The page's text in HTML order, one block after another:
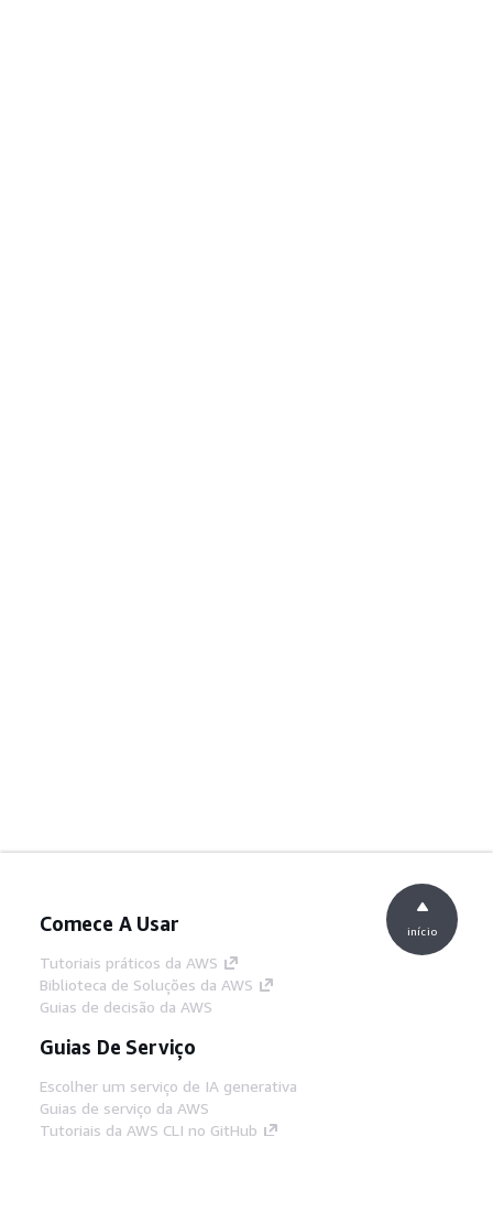
Comece A Usar
Tutoriais práticos da AWS
Biblioteca de Soluções da AWS
Guias de decisão da AWS
Guias De Serviço
Escolher um serviço de IA generativa
Guias de serviço da AWS
Tutoriais da AWS CLI no GitHub
início